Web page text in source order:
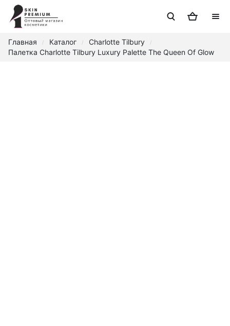
Главная / Каталог / Charlotte Tilbury /
Палетка Charlotte Tilbury Luxury Palette The Queen Of Glow